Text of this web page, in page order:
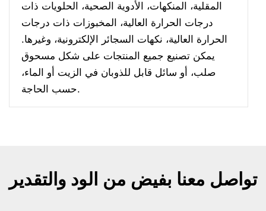
المقلية، المنكهات، الأدوية الصحية، الحلويات ذات
درجات الحرارة العالية، المخبوزات ذات درجات
الحرارة العالية، نكهات السجائر الإلكترونية، وغيرها.
يمكن تصنيع جميع المنتجات على شكل مسحوق
صلب، أو سائل قابل للذوبان في الزيت أو الماء،
حسب الحاجة.
تواصل معنا بفيض من الود والتقدير